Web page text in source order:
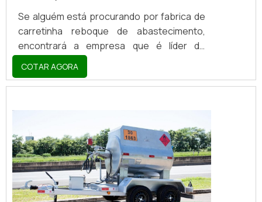
Se alguém está procurando por fabrica de
carretinha reboque de abastecimento,
encontrará a empresa que é líder do
mercado. Elaborando uma cotação na
vitrine que se chama Soluções Industriais e
descobrindo a melhor referência em
DE ABASTECIMENTOQuem quer encontrar
fabrica de carretinha reboque de
abastecimento inovadora, acha a Nami
Solucoes. É possível encontrar carr...
COTAR AGORA